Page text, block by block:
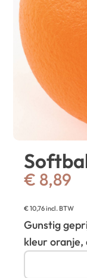
€ 8,89
€10,76incl. BTW
Gunstig
kleur oranje,